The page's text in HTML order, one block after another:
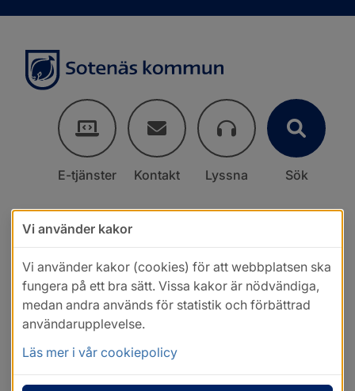
E-tjänster Kontakt Lyssna Sök
Vi använder kakor
Vi använder kakor (cookies) för att webbplatsen ska
fungera på ett bra sätt. Vissa kakor är nödvändiga,
medan andra används för statistik och förbättrad
användarupplevelse.
Läs mer i vår cookiepolicy